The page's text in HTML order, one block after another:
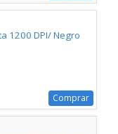
1200 DPI/ Negro
Comprar